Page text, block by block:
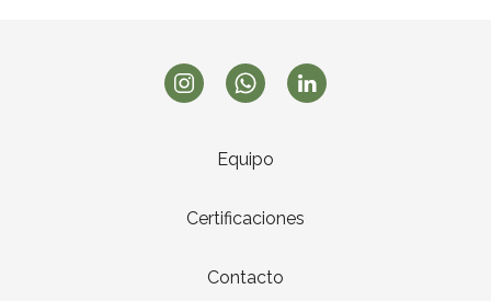
Equipo
Certificaciones
Contacto